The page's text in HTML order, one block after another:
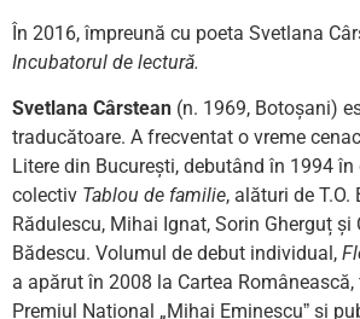
În 2016, împreună cu poeta Svetlana
Incubatorul de lectură.
Svetlana Cârstean (n. 1969, Botoșani)
traducătoare. A frecventat o vreme
Litere din București, debutând în 1994
colectiv Tablou de familie, alături de T.O.
Rădulescu, Mihai Ignat, Sorin Gherguț și
Bădescu. Volumul de debut individual,
a apărut în 2008 la Cartea
Premiul Național „Mihai Eminescuˮ și